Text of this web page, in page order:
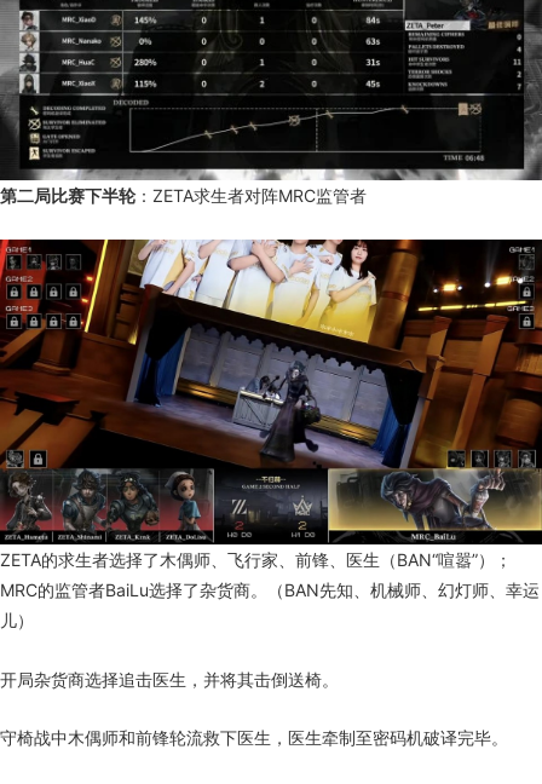
第二局比赛下半轮：ZETA求生者对阵MRC监管者
ZETA的求生者选择了木偶师、飞行家、前锋、医生（BAN“喧嚣”）；
MRC的监管者BaiLu选择了杂货商。（BAN先知、机械师、幻灯师、幸运
儿）
开局杂货商选择追击医生，并将其击倒送椅。
守椅战中木偶师和前锋轮流救下医生，医生牵制至密码机破译完毕。